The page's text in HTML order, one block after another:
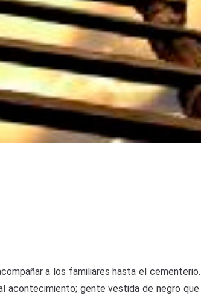
a los familiares hasta el
acontecimiento; gente vestida de negro